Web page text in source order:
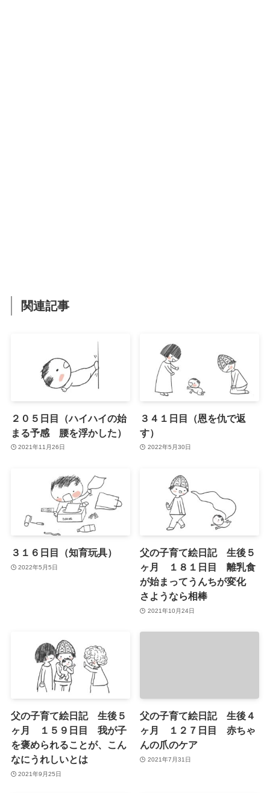
関連記事
２０５日目（ハイハイの始
まる予感 腰を浮かした）
2021年11月26日
３４１日目（恩を仇で返
す）
2022年5月30日
３１６日目（知育玩具）
2022年5月5日
父の子育て絵日記 生後５
ヶ月 １８１日目 離乳食
が始まってうんちが変化
さようなら相棒
2021年10月24日
父の子育て絵日記 生後５
ヶ月 １５９日目 我が子
を褒められることが、こん
なにうれしいとは
2021年9月25日
父の子育て絵日記 生後４
ヶ月 １２７日目 赤ちゃ
んの爪のケア
2021年7月31日